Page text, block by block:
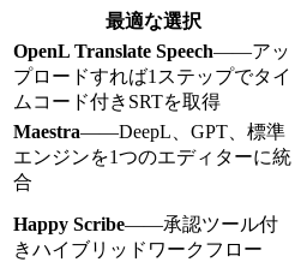
最適な選択
OpenL Translate Speech——アッ
プロードすれば1ステップでタイ
ムコード付きSRTを取得
Maestra——DeepL、GPT、標準
エンジンを1つのエディターに統
合
Happy Scribe——承認ツール付
きハイブリッドワークフロー